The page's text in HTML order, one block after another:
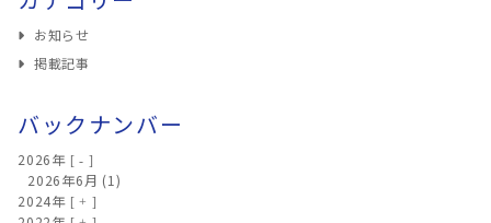
お知らせ
掲載記事
バックナンバー
2026年
2026年6月 (1)
2024年